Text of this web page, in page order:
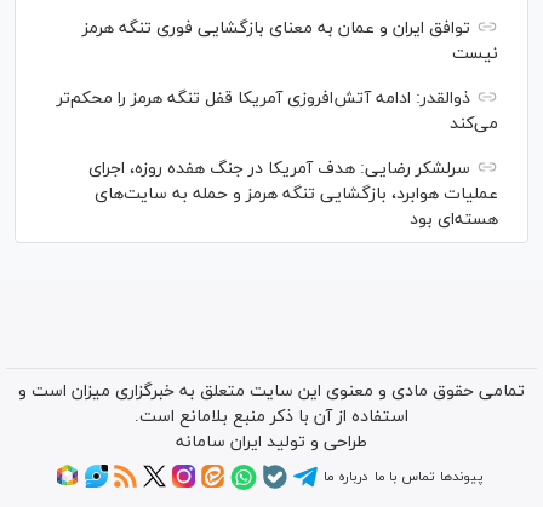
توافق ایران و عمان به معنای بازگشایی فوری تنگه هرمز
نیست
ذوالقدر: ادامه آتش‌افروزی آمریکا قفل تنگه هرمز را محکم‌تر
می‌کند
سرلشکر رضایی: هدف آمریکا در جنگ هفده روزه، اجرای
عملیات هوابرد، بازگشایی تنگه هرمز و حمله به سایت‌های
هسته‌ای بود
تمامی حقوق مادی و معنوی این سایت متعلق به خبرگزاری میزان است و
استفاده از آن با ذکر منبع بلامانع است.
طراحی و تولید ایران سامانه
پیوندها تماس با ما درباره ما